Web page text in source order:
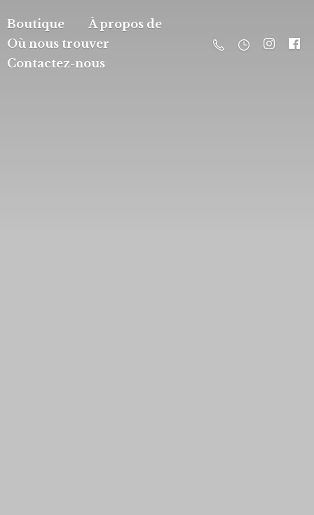
Boutique
À propos de
Où nous trouver
Contactez-nous